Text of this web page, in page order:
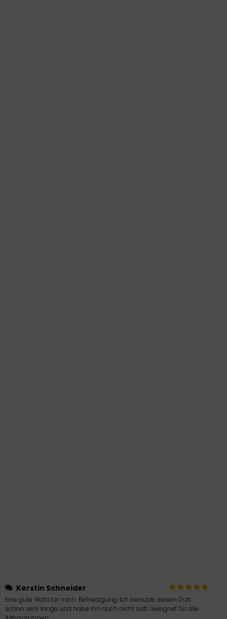
Kerstin Schneider
Eine gute Wahl für mich. Befriedigung. Ich benutze diesen Duft
schon sehr lange und habe ihn noch nicht satt. Geeignet für alle